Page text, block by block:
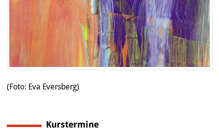
(Foto: Eva Eversberg)
Kurstermine